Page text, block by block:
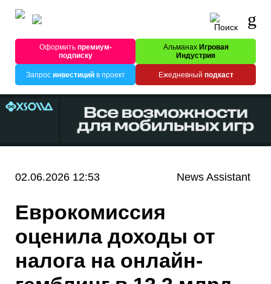
Оформитьпремиум-
подписку
Альманах Игровая
Индустрия
Запрос инвестицийв проект Ежедневный подкаст
02.06.2026 12:53 News Assistant
Еврокомиссия
оценила доходы от
налога на онлайн-